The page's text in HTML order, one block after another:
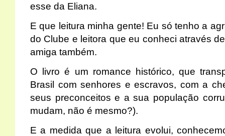
esse da Eliana.
E que leitura minha gente! Eu só tenho a
do Clube e leitora que eu conheci através
amiga também.
O livro é um romance histórico, que
Brasil com senhores e escravos, com a
seus preconceitos e a sua população
mudam, não é mesmo?).
E a medida que a leitura evolui,